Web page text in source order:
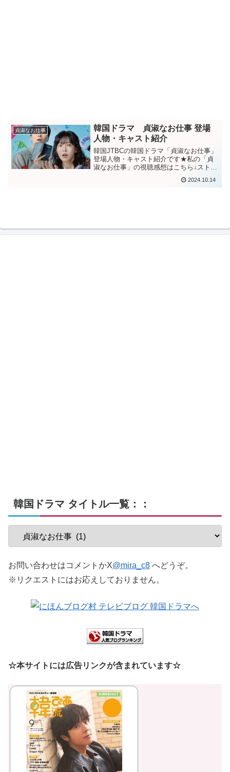
貞淑なお仕事
韓国ドラマ 貞淑なお仕事 登場
人物・キャスト紹介
韓国JTBCの韓国ドラマ「貞淑なお仕事」
登場人物・キャスト紹介です★私の「貞
淑なお仕事」の視聴感想はこちら↓ストー
年の韓国。ソウルでもなく、地方の田舎
2024.10.14
韓国ドラマ タイトル一覧：：
お問い合わせはコメントかX@mira_c8 へどうぞ。
※リクエストにはお応えしておりません。
☆本サイトには広告リンクが含まれています☆